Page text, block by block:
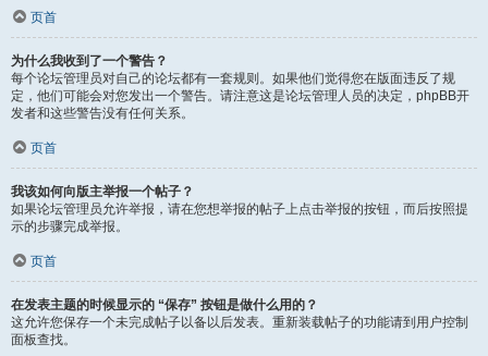
页首
为什么我收到了一个警告？
每个论坛管理员对自己的论坛都有一套规则。如果他们觉得您在版面违反了规
定，他们可能会对您发出一个警告。请注意这是论坛管理人员的决定，phpBB开
发者和这些警告没有任何关系。
页首
我该如何向版主举报一个帖子？
如果论坛管理员允许举报，请在您想举报的帖子上点击举报的按钮，而后按照提
示的步骤完成举报。
页首
在发表主题的时候显示的 “保存” 按钮是做什么用的？
这允许您保存一个未完成帖子以备以后发表。重新装载帖子的功能请到用户控制
面板查找。